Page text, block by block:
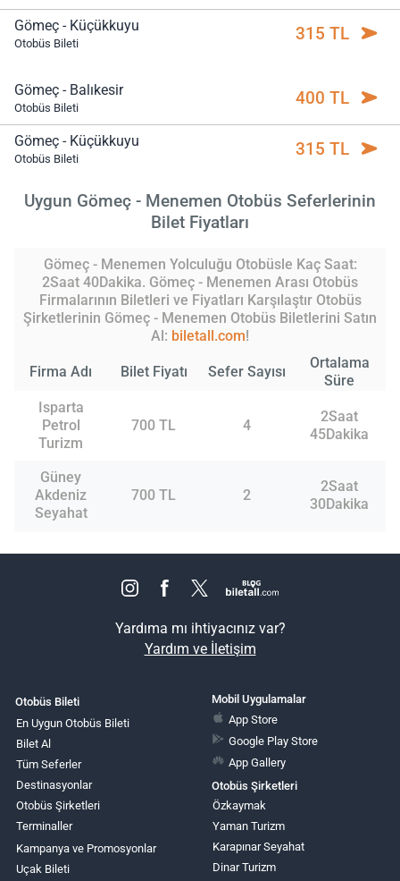
Gömeç - Küçükkuyu
Otobüs Bileti 315 TL
Gömeç - Balıkesir
Otobüs Bileti 400 TL
Gömeç - Küçükkuyu
Otobüs Bileti 315 TL
Uygun Gömeç - Menemen Otobüs Seferlerinin
Bilet Fiyatları
Gömeç - Menemen Yolculuğu Otobüsle Kaç Saat:
2Saat 40Dakika. Gömeç - Menemen Arası Otobüs
Firmalarının Biletleri ve Fiyatları Karşılaştır Otobüs
Şirketlerinin Gömeç - Menemen Otobüs Biletlerini Satın
Al: biletall.com!
Firma Adı Bilet Fiyatı Sefer Sayısı
Ortalama
Süre
Isparta
Petrol
Turizm
700 TL 4
2Saat
45Dakika
Güney
Akdeniz
Seyahat
700 TL 2
2Saat
30Dakika
Yardıma mı ihtiyacınız var?
Yardım ve İletişim
Otobüs Bileti
En Uygun Otobüs Bileti
Bilet Al
Tüm Seferler
Destinasyonlar
Otobüs Şirketleri
Terminaller
Kampanya ve Promosyonlar
Uçak Bileti
Mobil Uygulamalar
App Store
Google Play Store
App Gallery
Otobüs Şirketleri
Özkaymak
Yaman Turizm
Karapınar Seyahat
Dinar Turizm